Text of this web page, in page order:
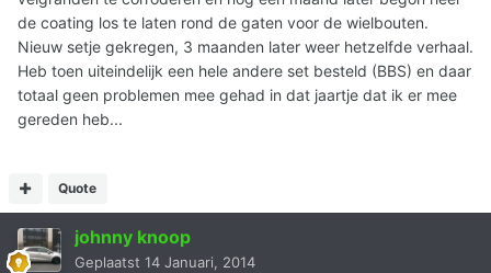
de coating los te laten rond de gaten voor de wielbouten.
Nieuw setje gekregen, 3 maanden later weer hetzelfde verhaal.
Heb toen uiteindelijk een hele andere set besteld (BBS) en daar
totaal geen problemen mee gehad in dat jaartje dat ik er mee
gereden heb...
Quote
johnny knoop
Geplaatst 14 Januari, 2014